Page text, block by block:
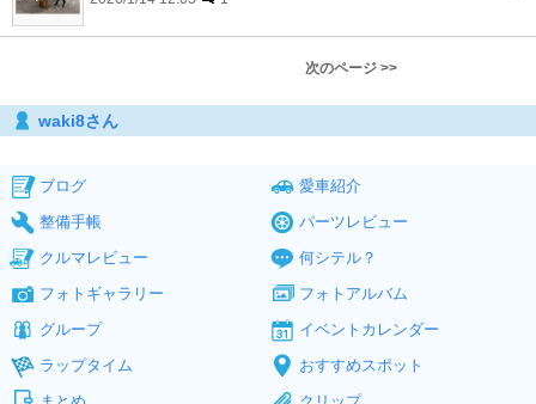
次のページ >>
waki8さん
ブログ
愛車紹介
整備手帳
パーツレビュー
クルマレビュー
何シテル？
フォトギャラリー
フォトアルバム
グループ
イベントカレンダー
ラップタイム
おすすめスポット